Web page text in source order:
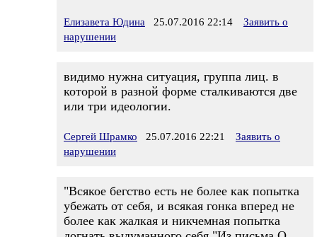
Елизавета Юдина 25.07.2016 22:14
Заявить о
нарушении
видимо нужна ситуация, группа лиц. в
которой в разной форме сталкиваются две
или три идеологии.
Сергей Шрамко 25.07.2016 22:21
Заявить о
нарушении
"Всякое бегство есть не более как попытка
убежать от себя, и всякая гонка вперед не
более как жалкая и никчемная попытка